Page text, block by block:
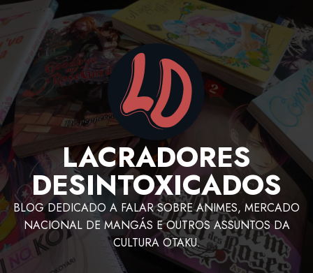
LACRADORES
DESINTOXICADOS
BLOG DEDICADO A FALAR SOBRE ANIMES, MERCADO
NACIONAL DE MANGÁS E OUTROS ASSUNTOS DA
CULTURA OTAKU.